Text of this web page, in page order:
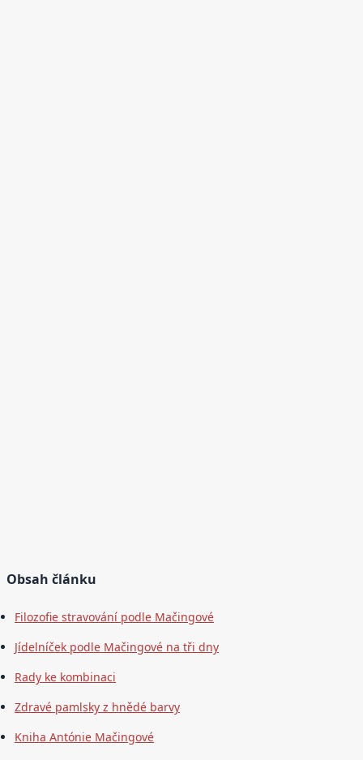
Obsah článku
Filozofie stravování podle Mačingové
Jídelníček podle Mačingové na tři dny
Rady ke kombinaci
Zdravé pamlsky z hnědé barvy
Kniha Antónie Mačingové